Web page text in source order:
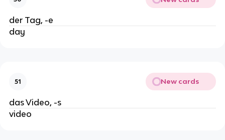
der Tag, -e
day
51 New cards
das Video, -s
video